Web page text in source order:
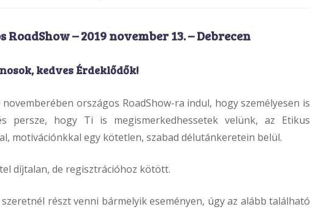
– 2019 november 13. – Debrecen
kedves Érdeklődők!
országos RoadShow-ra indul, hogy személyesen is
persze, hogy Ti is megismerkedhessetek velünk, az Etikus
motivációnkkal egy kötetlen, szabad délutánkeretein belül.
díjtalan, de regisztrációhoz kötött.
részt venni bármelyik eseményen, úgy az alább található